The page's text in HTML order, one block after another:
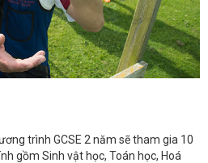
trình GCSE 2 năm sẽ tham gia 10
gồm Sinh vật học, Toán học, Hoá